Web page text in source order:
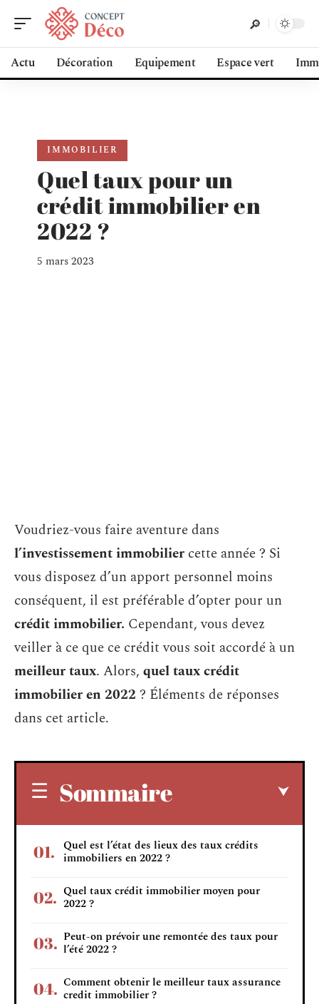
Actu Décoration Equipement Espace vert
IMMOBILIER
Quel taux pour un
crédit immobilier en
2022 ?
5 mars 2023
Voudriez-vous faire aventure dans
l’investissement immobilier cette année ? Si
vous disposez d’un apport personnel moins
conséquent, il est préférable d’opter pour un
crédit immobilier. Cependant, vous devez
veiller à ce que ce crédit vous soit accordé à un
meilleur taux. Alors, quel taux crédit
immobilier en 2022 ? Éléments de réponses
dans cet article.
Sommaire
Quel est l’état des lieux des taux crédits
immobiliers en 2022 ?
Quel taux crédit immobilier moyen pour
2022 ?
Peut-on prévoir une remontée des taux pour
l’été 2022 ?
Comment obtenir le meilleur taux assurance
credit immobilier ?